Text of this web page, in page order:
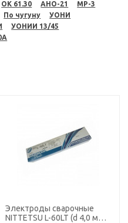
OK 61.30 АНО-21
МР-3
По чугуну
УОНИ
УОНИИ 13/45
Электроды сварочные
NITTETSU L-60LT (d 4,0 мм;